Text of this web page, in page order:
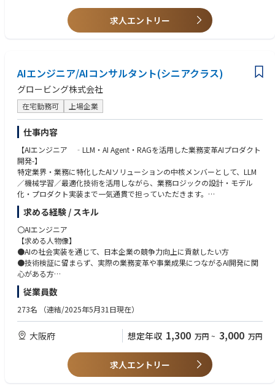
◇気候変動・エネルギーを含む事業リスクコンサルティング
・事業化推進支援/実証事業等の実行支援
・カーボンクレジット/カーボンプライシングに係るオポチュニティ/リス
・気候変動の緩和（森林吸収源の拡充等）と適応（経済活動、健康/衛生
等への影響軽減）に係るコンサルティング
・関西圏自治体の環境政策関連部署への人脈
・会計士、MBA、中小企業診断士等の有資格者
【語学】
・日本語…ビジネスレベル(日本語能力検定1級相当)以上が必須要件
・英語…ビジネスレベルの方歓迎
【求める人材像】
以下の能力を有する方
・コミュニケーション能力
・プレゼンテーション能力
・問題解決・論理的思考力
・ビジネス文書（Excel・Power Point等を用いたコンサルティング提案書
や報告書を想定）作成能力
・困難な状況であっても、最後までやり抜くコミット力
・学び続ける力（コンサルティング業界では、入社後も継続的に業界知
見・各種スキル等を学習し続ける必要があります）
4. スマートヘルス事業構想策定支援
・国内外の市場調査、健康・医療データプラットフォーム導入事例の整
理・分析
・健康・医療データプラットフォームに求められる機能要件等の整理
・PoC（実証実刑）の設計・企画・計画書の作成、PoCの実行支援 など
求人エントリー
AIエンジニア/AIコンサルタント(シニアクラス)
グロービング株式会社
在宅勤務可 上場企業
仕事内容
【AIエンジニア ‐LLM・AI Agent・RAGを活用した業務変革AIプロダクト
開発-】
特定業界・業務に特化したAIソリューションの中核メンバーとして、LLM
／機械学習／最適化技術を活用しながら、業務ロジックの設計・モデル
化・プロダクト実装まで一気通貫で担っていただきます。
モデルを作って終わりではなく、業務プロセス・意思決定・KPIまで設計
し、AIを実際の事業成果につなげることにこだわるポジションです。
【業務内容】
●特定業界・業務向けAIプロダクトの設計・開発
●業務フローや意思決定ロジックの構造化／モデル化
●AIエージェント／マルチステップ推論の設計・実装
●Prompt Engineering、RAG、構造化出力等を活用したAIアプリケーショ
ン開発
●KPI設計および業務成果に紐づく評価指標の設計
●MLOps／LLMOpsを含む、本番運用を前提としたシステム設計
●個別案件で得た知見を抽象化し、再利用可能なプロダクト資産へ還元す
求める経験 / スキル
〇AIエンジニア
【求める人物像】
●AIの社会実装を通じて、日本企業の競争力向上に貢献したい方
●技術検証に留まらず、実際の業務変革や事業成果につながるAI開発に関
心がある方
●将来的にプロダクト責任者、事業責任者、起業家などを目指したい方
●知的好奇心と知的タフネスがあり、自ら学び、考え、推進できる方
以下いずれかのご経験をお持ちの方
●Pythonを用いたWebアプリケーションまたはAPI開発経験
●LLM API（OpenAI, Anthropic, Gemini等）を用いた開発経験
●Prompt Engineering、RAG等の実装経験
●機械学習、データ分析、数理最適化領域での実務経験
従業員数
273名 （連結/2025年5月31日現在）
大阪府 想定年収 1,300 万円 ~ 3,000 万円
求人エントリー